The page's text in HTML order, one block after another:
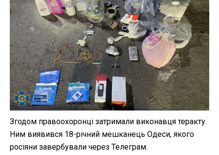
Згодом правоохоронці затримали виконавця теракту.
Ним виявився 18-річний мешканець Одеси, якого
росіяни завербували через Телеграм.